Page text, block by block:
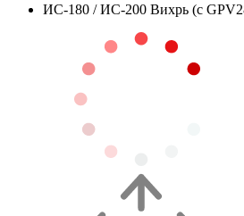
ИС-180 / ИС-200 Вихрь (с